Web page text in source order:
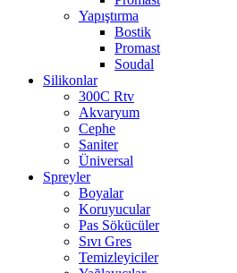
Yapıştırma
Bostik
Promast
Soudal
Silikonlar
300C Rtv
Akvaryum
Cephe
Saniter
Üniversal
Spreyler
Boyalar
Koruyucular
Pas Sökücüler
Sıvı Gres
Temizleyiciler